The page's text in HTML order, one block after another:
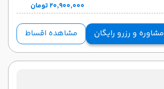
۲۰٬۹۰۰٬۰۰۰ تومان
مشاوره و رزرو رایگان مشاهده اقساط